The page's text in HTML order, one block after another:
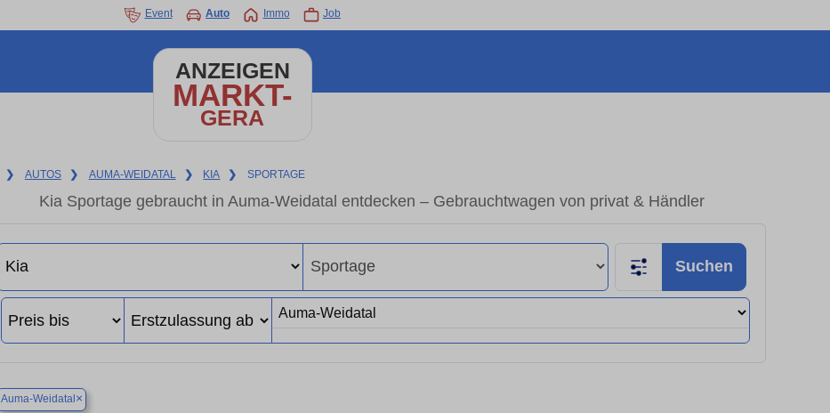
Event Auto Immo Job
ANZEIGEN
MARKT-
GERA
❯ AUTOS ❯ AUMA-WEIDATAL ❯ KIA ❯ SPORTAGE
Kia Sportage gebraucht in Auma-Weidatal entdecken – Gebrauchtwagen von privat & Händler
Suchen
Auma-Weidatal ×